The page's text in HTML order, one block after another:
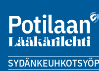
SYDÄNKEUHKOT